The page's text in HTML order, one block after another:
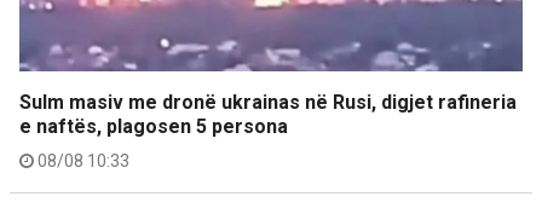
Sulm masiv me dronë ukrainas në Rusi, digjet rafineria
e naftës, plagosen 5 persona
08/08 10:33